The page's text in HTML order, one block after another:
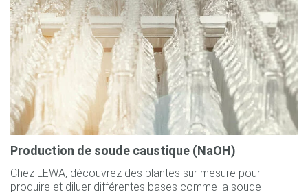
Production de soude caustique (NaOH)
Chez LEWA, découvrez des plantes sur mesure pour
produire et diluer différentes bases comme la soude